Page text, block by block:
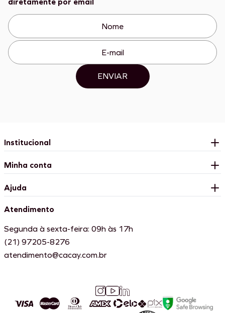
diretamente por email
ENVIAR
Institucional
Minha conta
Ajuda
Atendimento
Segunda à sexta-feira: 09h às 17h
(21) 97205-8276
atendimento@cacay.com.br